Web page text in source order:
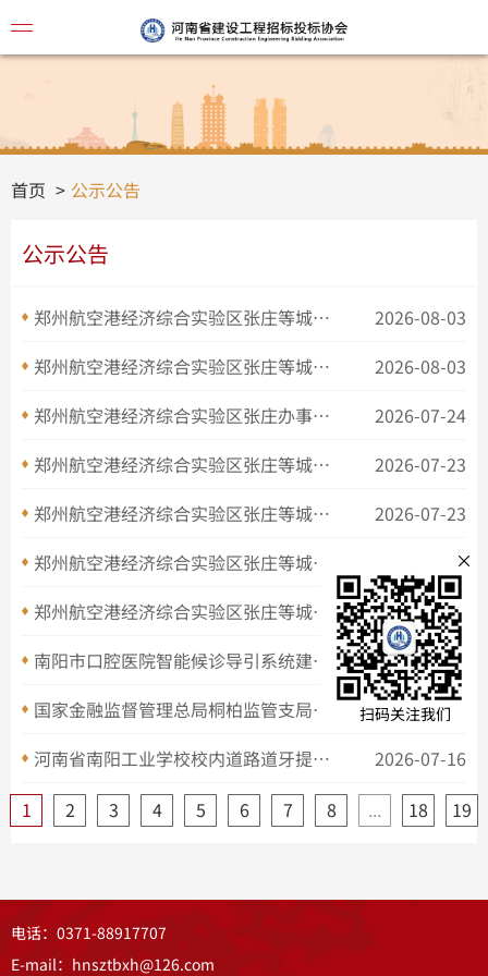
视频
文本
全部
公示
通知
法规
首页 公示公告
公示公告
郑州航空港经济综合实验区张庄等城中村改造项目5号地集体经济用房商业租赁项目-二次公开招标公告
2026-08-03
​郑州航空港经济综合实验区张庄等城中村改造项目5号地集体经济用房商业租赁项目流标公告
2026-08-03
郑州航空港经济综合实验区张庄办事处1号地集体经济用房商业租赁项目变更公告
2026-07-24
郑州航空港经济综合实验区张庄等城中村改造项目5号地集体经济用房商业租赁项目-公开招标公告
2026-07-23
郑州航空港经济综合实验区张庄等城中村改造项目4号地集体经济用房商业租赁项目-公开招标公告
2026-07-23
郑州航空港经济综合实验区张庄等城中村改造项目2号地、3号地集体经济用房商业租赁项目-公开招标公告
2026-07-23
郑州航空港经济综合实验区张庄等城中村改造项目1号地集体经济用房商业租赁项目-公开招标公告
2026-07-23
​南阳市口腔医院智能候诊导引系统建设项目成交结果公告
2026-07-20
国家金融监督管理总局桐柏监管支局2026年办公楼修缮项目成交结果公告
2026-07-20
河南省南阳工业学校校内道路道牙提升改造及6号楼、7号楼维修改造项目-竞争性磋商公告
2026-07-16
1
2 3 4 5 6 7 8 ... 18 19
电话：0371-88917707
E-mail：hnsztbxh@126.com
×
扫码关注我们